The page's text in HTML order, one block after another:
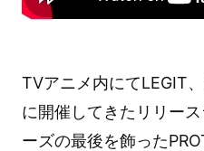
TVアニメ内にてLEGIT
に開催してきたリリー
ーズの最後を飾った